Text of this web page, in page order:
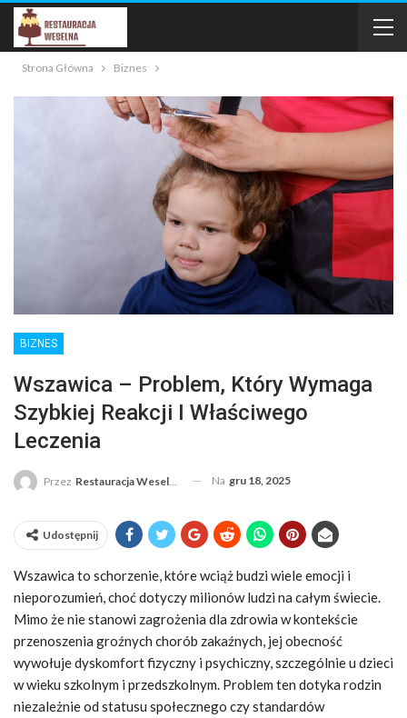
Strona Główna Biznes
BIZNES
Wszawica – Problem, Który Wymaga
Szybkiej Reakcji I Właściwego
Leczenia
Przez Restauracja Weselna Na gru 18, 2025
Udostępnij
Wszawica to schorzenie, które wciąż budzi wiele emocji i
nieporozumień, choć dotyczy milionów ludzi na całym świecie.
Mimo że nie stanowi zagrożenia dla zdrowia w kontekście
przenoszenia groźnych chorób zakaźnych, jej obecność
wywołuje dyskomfort fizyczny i psychiczny, szczególnie u dzieci
w wieku szkolnym i przedszkolnym. Problem ten dotyka rodzin
niezależnie od statusu społecznego czy standardów